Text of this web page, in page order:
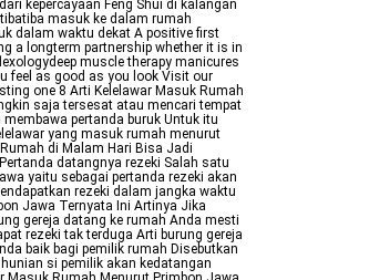
kepercayaan Feng Shui di kalangan
masuk ke dalam rumah
dalam waktu dekat A positive first
a longterm partnership whether it is in
muscle therapy manicures
feel as good as you look Visit our
one 8 Arti Kelelawar Masuk Rumah
saja tersesat atau mencari tempat
pertanda buruk Untuk itu
yang masuk rumah menurut
di Malam Hari Bisa Jadi
datangnya rezeki Salah satu
yaitu sebagai pertanda rezeki akan
rezeki dalam jangka waktu
Jawa Ternyata Ini Artinya Jika
gereja datang ke rumah Anda mesti
rezeki tak terduga Arti burung gereja
baik bagi pemilik rumah Disebutkan
si pemilik akan kedatangan